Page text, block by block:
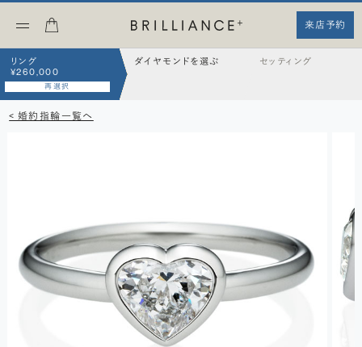
来店予約
リング
¥260,000
再選択
ダイヤモンドを選ぶ セッティング
< 婚約指輪一覧へ